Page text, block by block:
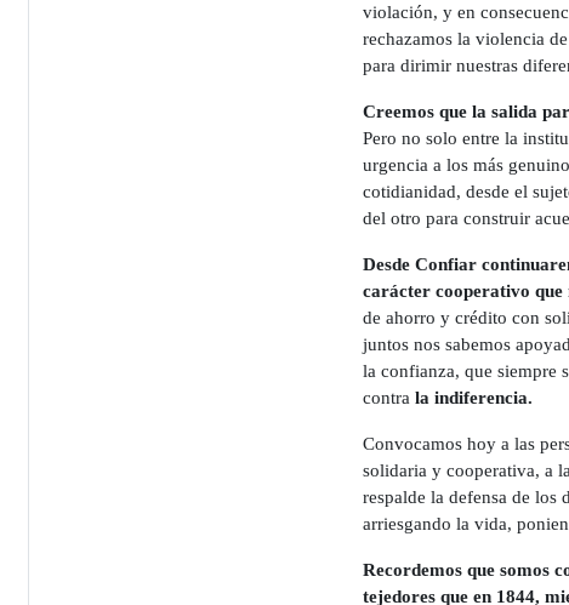
violación, y en
rechazamos la violencia
para dirimir nuestras
Creemos que la salida
Pero no solo entre la
urgencia a los más
cotidianidad, desde el
del otro para construir
Desde Confiar
carácter cooperativo que
de ahorro y crédito con
juntos nos sabemos
la confianza, que siempre
contra la indiferencia.
Convocamos hoy a las
solidaria y cooperativa, a
respalde la defensa de los
arriesgando la vida,
Recordemos que somos
tejedores que en 1844,